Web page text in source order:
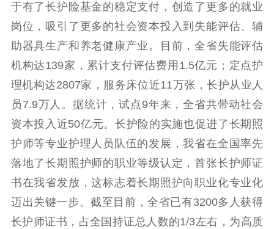
于有了长护险基金的稳定支付，创造了更多的就业
岗位，吸引了更多的社会资本投入到失能评估、辅
助器具生产和养老健康产业。目前，全省失能评估
机构达139家，累计支付评估费用1.5亿元；定点护
理机构达2807家，服务床位近11万张，长护从业人
员7.9万人。据统计，试点9年来，全省共带动社会
资本投入近50亿元。长护险的实施也促进了长期照
护师等专业护理人员队伍的发展，我省在全国率先
落地了长期照护师的职业等级认定，首张长护师证
书在我省发放，这标志着长期照护向职业化专业化
迈出关键一步。截至目前，全省已有3200多人获得
长护师证书，占全国持证总人数的1/3左右，为高质